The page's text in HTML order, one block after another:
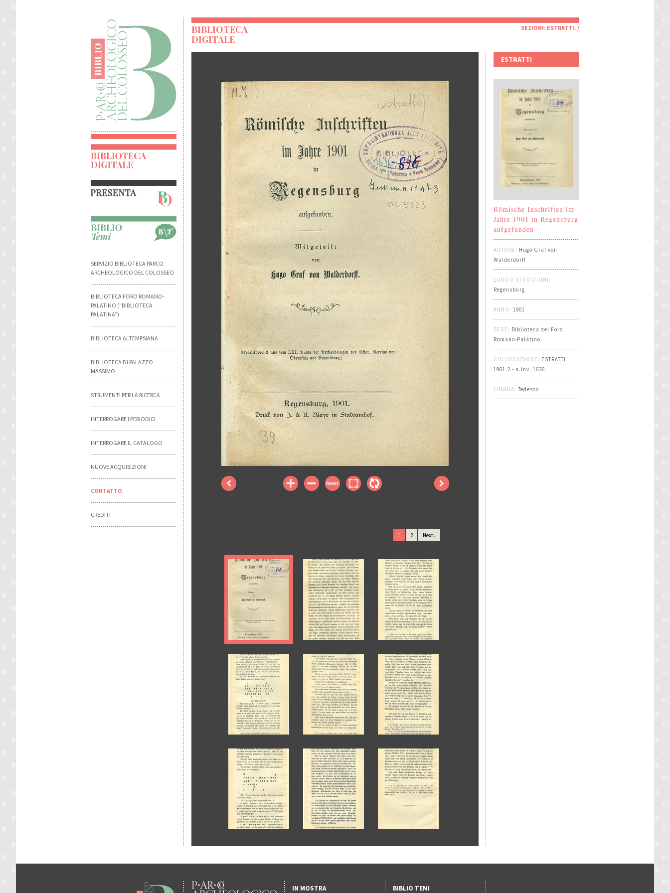
SERVIZIO BIBLIOTECA PARCO
ARCHEOLOGICO DEL COLOSSEO
BIBLIOTECA FORO ROMANO-
PALATINO (“BIBLIOTECA
PALATINA”)
BIBLIOTECA ALTEMPSIANA
BIBLIOTECA DI PALAZZO
MASSIMO
STRUMENTI PER LA RICERCA
INTERROGARE I PERIODICI
INTERROGARE IL CATALOGO
NUOVE ACQUISIZIONI
CONTATTO
CREDITI
BIBLIOTECA
DIGITALE
SEZIONI: ESTRATTI. /
1 2 Next ›
ESTRATTI
Römische Inschriften im
Jahre 1901 in Regensburg
aufgefunden
AUTORE: Hugo Graf von
Walderdorff
LUOGO DI EDIZIONI:
Regensburg
ANNO: 1901
SEDE: Biblioteca del Foro
Romano-Palatino
COLLOCAZIONE: ESTRATTI
1901.2 - n.inv. 1636
LINGUA: Tedesco
IN MOSTRA BIBLIO TEMI